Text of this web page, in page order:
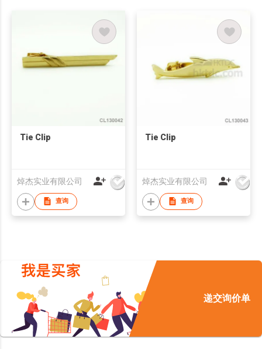
Tie Clip
焯杰实业有限公司
查询
Tie Clip
焯杰实业有限公司
查询
递交询价单